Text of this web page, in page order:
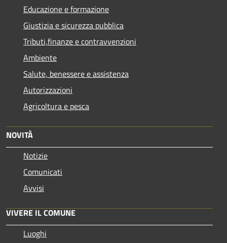
Educazione e formazione
Giustizia e sicurezza pubblica
Tributi,finanze e contravvenzioni
Ambiente
Salute, benessere e assistenza
Autorizzazioni
Agricoltura e pesca
NOVITÀ
Notizie
Comunicati
Avvisi
VIVERE IL COMUNE
Luoghi